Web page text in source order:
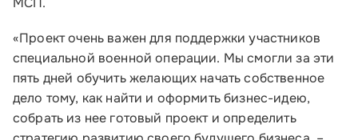
«Проект очень важен для поддержки участников
специальной военной операции. Мы смогли за эти
пять дней обучить желающих начать собственное
дело тому, как найти и оформить бизнес-идею,
собрать из нее готовый проект и определить